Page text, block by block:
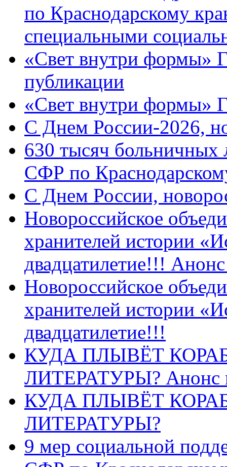
по Краснодарскому
специальными
«Свет внутри формы»
публикации
«Свет внутри формы»
C Днем России-2026,
630 тысяч больничных
СФР по
C Днем России,
Новороссийское
хранителей истории
двадцатилетие!!!
Новороссийское
хранителей истории
двадцатилетие!!!
КУДА ПЛЫВЁТ
ЛИТЕРАТУРЫ? Анонс
КУДА ПЛЫВЁТ
ЛИТЕРАТУРЫ?
9 мер социальной